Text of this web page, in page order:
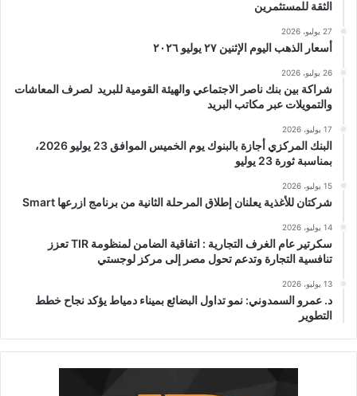
الثقة للمستثمرين
27 يوليو، 2026
أسعار الذهب اليوم الإثنين ٢٧ يوليو ٢٠٢٦
26 يوليو، 2026
شراكة بين بنك ناصر الاجتماعي والهيئة القومية للبريد لصرف المعاشات
والتمويلات عبر مكاتب البريد
17 يوليو، 2026
البنك المركزي أجازة بالبنوك يوم الخميس الموافق 23 يوليو 2026،
بمناسبة ثورة 23 يوليو
15 يوليو، 2026
شركتان للأغذية يعلنان إطلاق المرحلة الثانية من برنامج ازرعها Smart
14 يوليو، 2026
سكرتير عام الغرف التجارية : اتفاقية الضامن لمنظومة TIR تعزز
تنافسية التجارة وتدعم تحول مصر إلى مركز لوجستي
13 يوليو، 2026
د. عمرو السمدوني: نمو تداول البضائع بميناء دمياط يؤكد نجاح خطط
التطوير